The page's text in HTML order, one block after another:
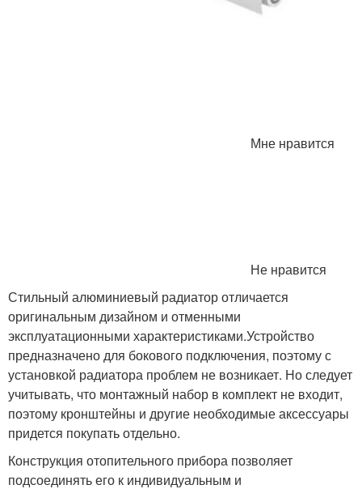
Мне нравится
Не нравится
Стильный алюминиевый радиатор отличается
оригинальным дизайном и отменными
эксплуатационными характеристиками.Устройство
предназначено для бокового подключения, поэтому с
установкой радиатора проблем не возникает. Но следует
учитывать, что монтажный набор в комплект не входит,
поэтому кронштейны и другие необходимые аксессуары
придется покупать отдельно.
Конструкция отопительного прибора позволяет
подсоединять его к индивидуальным и